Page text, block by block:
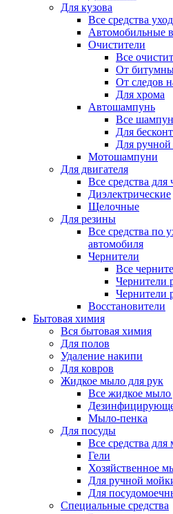
Для кузова
Все средства
Автомобильные
Очистители
Все
От
От следов
Для хрома
Автошампунь
Все
Для
Для
Мотошампуни
Для двигателя
Все средства для
Диэлектрические
Щелочные
Для резины
Все средства по
автомобиля
Чернители
Все
Чернители
Чернители
Восстановители
Бытовая химия
Вся бытовая химия
Для полов
Удаление накипи
Для ковров
Жидкое мыло для рук
Все жидкое мыло
Мыло-пенка
Для посуды
Все средства
Гели
Хозяйственное
Для ручной
Для
Специальные средства